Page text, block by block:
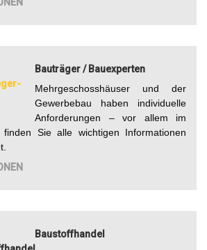
Bauträger / Bauexperten
Mehrgeschosshäuser und der
Gewerbebau haben individuelle
Anforderungen – vor allem im
finden Sie alle wichtigen Informationen
Baustoffhandel